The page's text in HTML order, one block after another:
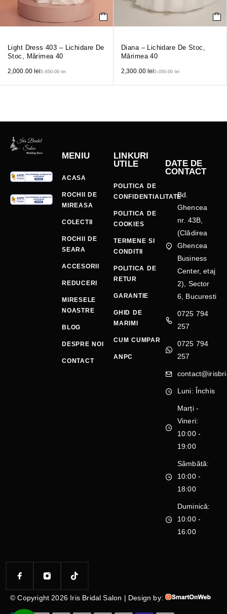
Light Dress 403 – Lichidare De
Stoc, Mărimea 40
5,650.00lei
2,000.00 lei
Diana – Lichidare De Stoc,
Mărimea 40
5,050.00lei
2,300.00 lei
MENIU
ACASA
ROCHII DE
MIREASA
COLECTII
ROCHII DE
SEARA
ACCESORII
REDUCERI
MIRESELE
NOASTRE
BLOG
DESPRE NOI
CONTACT
LINKURI
UTILE
POLITICA DE
CONFIDENTIALITATE
POLITICA DE
COOKIES
TERMENE SI
CONDITII
POLITICA DE
RETUR
GARANTIE
GHID DE
MARIMI
CUM CUMPAR
ANPC
DATE DE
CONTACT
Bd.
Ghencea
nr. 43B,
(Clădirea
Ghencea
Business
Center, etaj
2), Sector
6, Bucuresti
0725 794
257
0725 794
257
Luni: Închis
Marți -
Vineri:
10:00 -
19:00
Sâmbătă:
10:00 -
18:00
Duminică:
10:00 -
16:00
© Copyright 2026 Iris Bridal Salon | Design by: